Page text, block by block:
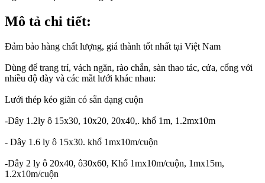
Mô tả chi tiết:
Đảm bảo hàng chất lượng, giá thành tốt nhất tại Việt Nam
Dùng để trang trí, vách ngăn, rào chắn, sàn thao tác, cửa, cổng với
nhiều độ dày và các mắt lưới khác nhau:
Lưới thép kéo giãn có sẵn dạng cuộn
-Dây 1.2ly ô 15x30, 10x20, 20x40,. khổ 1m, 1.2mx10m
- Dây 1.6 ly ô 15x30. khổ 1mx10m/cuộn
-Dây 2 ly ô 20x40, ô30x60, Khổ 1mx10m/cuộn, 1mx15m,
1.2x10m/cuộn